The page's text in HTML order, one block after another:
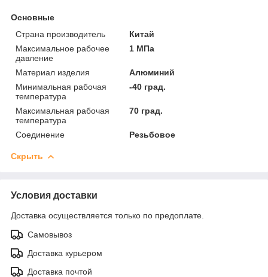
Основные
Страна производитель
Китай
Максимальное рабочее
давление
1 МПа
Материал изделия
Алюминий
Минимальная рабочая
температура
-40 град.
Максимальная рабочая
температура
70 град.
Соединение Резьбовое
Скрыть
Условия доставки
Доставка осуществляется только по предоплате.
Самовывоз
Доставка курьером
Доставка почтой